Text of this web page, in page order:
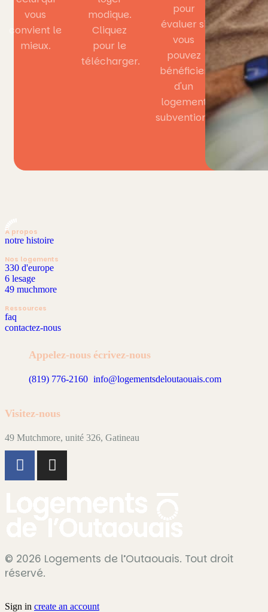
vous
convient le
mieux.
modique.
Cliquez
pour le
télécharger.
pour
évaluer si
vous
pouvez
bénéficier
d'un
logement
subventionné.
À propos
notre histoire
Nos logements
330 d'europe
6 lesage
49 muchmore
Ressources
faq
contactez-nous
Appelez-nous
(819) 776-2160
écrivez-nous
info@logementsdeloutaouais.com
Visitez-nous
49 Mutchmore, unité 326, Gatineau
© 2026 Logements de l’Outaouais. Tout droit
réservé.
Sign in create an account